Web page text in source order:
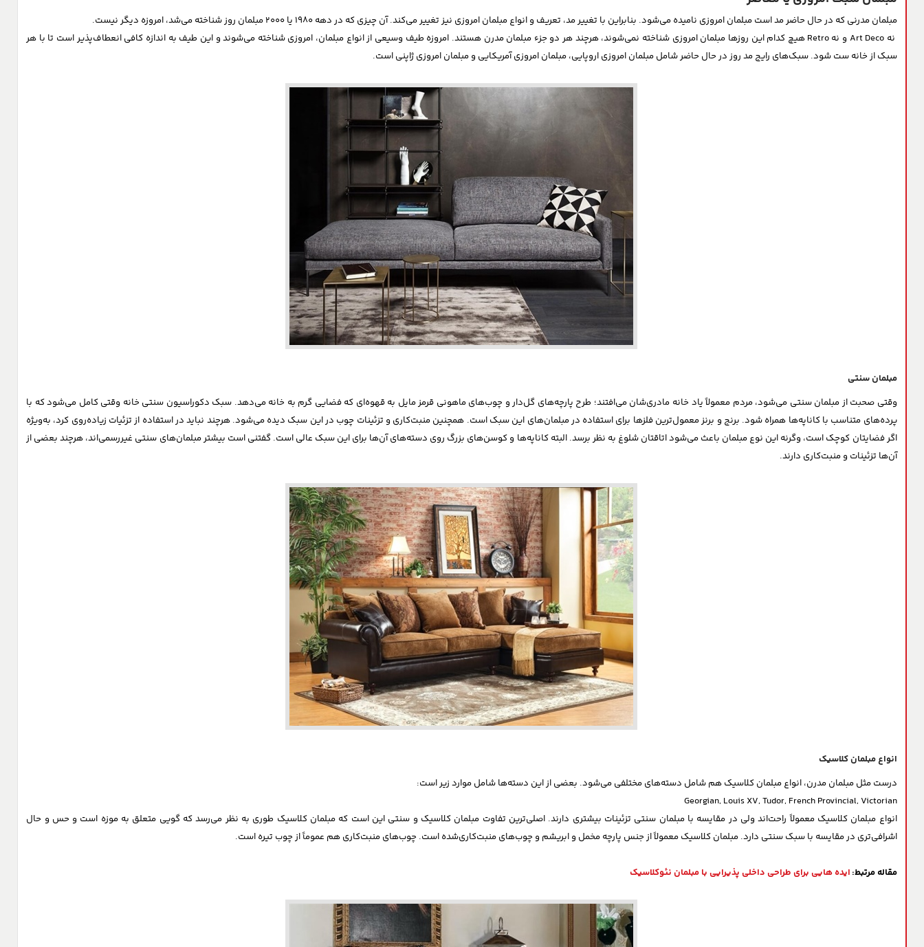
مبلمان مدرنی که در حال حاضر مد است مبلمان امروزی نامیده می‌شود. بنابراین با تغییر مد، تعریف و انواع مبلمان امروزی نیز تغییر می‌کند. آن چیزی که در دهه ۱۹۸۰ یا ۲۰۰۰ مبلمان روز شناخته می‌شد، امروزه دیگر نیست.
نه Art Deco و نه Retro هیچ کدام این روزها مبلمان امروزی شناخته نمی‌شوند، هرچند هر دو جزء مبلمان‌ مدرن هستند. امروزه طیف وسیعی از انواع مبلمان، امروزی شناخته می‌شوند و این طیف به اندازه کافی انعطاف‌پذیر است تا با هر
سبک از خانه ست شود. سبک‌های رایج مد روز در حال حاضر شامل مبلمان امروزی اروپایی، مبلمان امروزی آمریکایی و مبلمان امروزی ژاپنی است.
مبلمان سنتی
وقتی صحبت از مبلمان سنتی می‌شود، مردم معمولاً یاد خانه مادری‌شان می‌افتند؛ طرح پارچه‌های گل‌دار و چوب‌های ماهونی قرمز مایل به قهوه‌ای که فضایی گرم به خانه می‌دهد. سبک دکوراسیون سنتی خانه وقتی کامل می‌شود که با
پرده‌های متناسب با کاناپه‌ها همراه شود. برنج و برنز معمول‌ترین فلزها برای استفاده در مبلمان‌های این سبک است. همچنین منبت‌کاری و تزئینات چوب در این سبک دیده می‌شود. هرچند نباید در استفاده از تزئیات زیاده‌روی کرد، به‌ویژه
اگر فضایتان کوچک است، وگرنه این نوع مبلمان باعث می‌شود اتاقتان شلوغ به نظر برسد. البته کاناپه‌ها و کوسن‌های بزرگ روی دسته‌های آن‌ها برای این سبک عالی است. گفتنی است بیشتر مبلمان‌های سنتی غیررسمی‌اند، هرچند بعضی از
آن‌ها تزئینات و منبت‌کاری دارند.
انواع مبلمان کلاسیک
درست مثل مبلمان مدرن، انواع مبلمان کلاسیک هم شامل دسته‌های مختلفی می‌شود. بعضی از این دسته‌ها شامل موارد زیر است:
Georgian, Louis XV, Tudor, French Provincial, Victorian
انواع مبلمان کلاسیک معمولاً راحت‌اند ولی در مقایسه با مبلمان سنتی تزئینات بیشتری دارند. اصلی‌ترین تفاوت مبلمان کلاسیک و سنتی این است که مبلمان کلاسیک طوری به نظر می‌رسد که گویی متعلق به موزه است و حس و حال
اشرافی‌تری در مقایسه با سبک سنتی دارد. مبلمان کلاسیک معمولاً از جنس پارچه مخمل و ابریشم و چوب‌های منبت‌کاری‌شده است. چوب‌های منبت‌کاری هم عموماً از چوب تیره است.
مقاله مرتبط: ایده هایی برای طراحی داخلی پذیرایی با مبلمان نئوکلاسیک